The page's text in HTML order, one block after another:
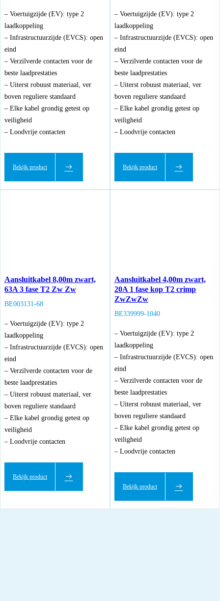
– Voertuigzijde (EV): type 2
laadkoppeling
– Infrastructuurzijde (EVCS): open
eind
– Verzilverde contacten voor de
beste laadprestaties
– Uiterst robuust materiaal, ver
boven reguliere standaard
– Elke kabel grondig getest op
veiligheid
– Loodvrije contacten
Bekijk product
– Voertuigzijde (EV): type 2
laadkoppeling
– Infrastructuurzijde (EVCS): open
eind
– Verzilverde contacten voor de
beste laadprestaties
– Uiterst robuust materiaal, ver
boven reguliere standaard
– Elke kabel grondig getest op
veiligheid
– Loodvrije contacten
Bekijk product
Aansluitkabel 8,00m zwart,
63A 3 fase T2 Zw Zw
BE003131-68
– Voertuigzijde (EV): type 2
laadkoppeling
– Infrastructuurzijde (EVCS): open
eind
– Verzilverde contacten voor de
beste laadprestaties
– Uiterst robuust materiaal, ver
boven reguliere standaard
– Elke kabel grondig getest op
veiligheid
– Loodvrije contacten
Bekijk product
Aansluitkabel 4,00m zwart,
20A 1 fase kop T2 crimp
ZwZwZw
BE339999-1040
– Voertuigzijde (EV): type 2
laadkoppeling
– Infrastructuurzijde (EVCS): open
eind
– Verzilverde contacten voor de
beste laadprestaties
– Uiterst robuust materiaal, ver
boven reguliere standaard
– Elke kabel grondig getest op
veiligheid
– Loodvrije contacten
Bekijk product